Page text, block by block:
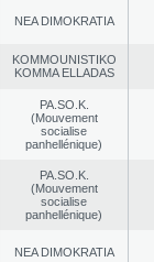
NEA DΙMOKRATIA
KOMMOUNISTIKO
KOMMA ELLADAS
PA.SO.K.
(Mouvement
socialise
panhellénique)
PA.SO.K.
(Mouvement
socialise
panhellénique)
NEA DΙMOKRATIA